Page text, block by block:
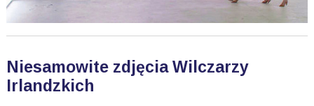
Niesamowite zdjęcia Wilczarzy
Irlandzkich